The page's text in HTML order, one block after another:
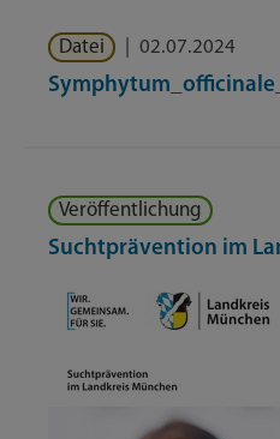
Datei 02.07.2024
Veröffentlichung
Suchtprävention im